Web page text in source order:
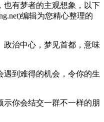
也有梦者的主观想象，以下
编辑为您精心整理的
治中心，梦见首都，意味
到难得的机会，令你的生
你会结交一群不一样的朋